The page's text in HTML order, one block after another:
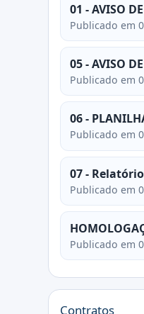
01 - AVISO
Publicado em
05 - AVISO
Publicado em
06 -
Publicado em
07 -
Publicado em
Publicado em
Contratos